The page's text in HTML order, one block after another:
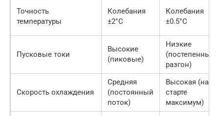
Точность
температуры
Колебания
±2°C
Колебания
±0.5°C
Пусковые токи
Высокие
(пиковые)
Низкие
(постепенный
разгон)
Скорость охлаждения
Средняя
(постоянный
поток)
Высокая (на
старте
максимум)